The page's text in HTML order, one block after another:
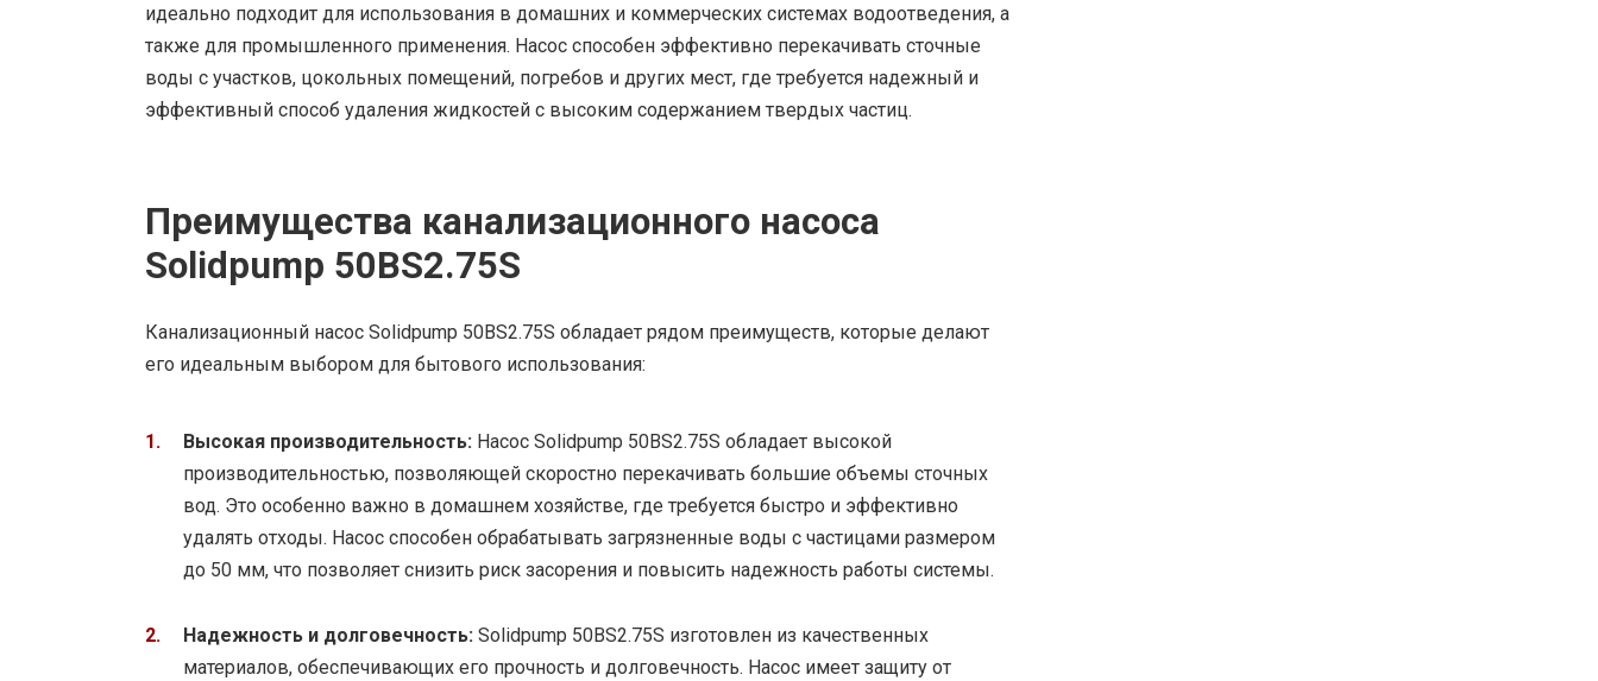
идеально подходит для использования в домашних и коммерческих системах водоотведения, а
также для промышленного применения. Насос способен эффективно перекачивать сточные
воды с участков, цокольных помещений, погребов и других мест, где требуется надежный и
эффективный способ удаления жидкостей с высоким содержанием твердых частиц.
Преимущества канализационного насоса
Solidpump 50BS2.75S
Канализационный насос Solidpump 50BS2.75S обладает рядом преимуществ, которые делают
его идеальным выбором для бытового использования:
Высокая производительность: Насос Solidpump 50BS2.75S обладает высокой
производительностью, позволяющей скоростно перекачивать большие объемы сточных
вод. Это особенно важно в домашнем хозяйстве, где требуется быстро и эффективно
удалять отходы. Насос способен обрабатывать загрязненные воды с частицами размером
до 50 мм, что позволяет снизить риск засорения и повысить надежность работы системы.
Надежность и долговечность: Solidpump 50BS2.75S изготовлен из качественных
материалов, обеспечивающих его прочность и долговечность. Насос имеет защиту от